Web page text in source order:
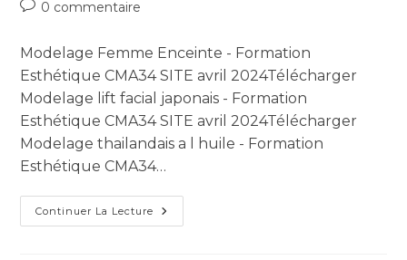
0 commentaire
Modelage Femme Enceinte - Formation
Esthétique CMA34 SITE avril 2024Télécharger
Modelage lift facial japonais - Formation
Esthétique CMA34 SITE avril 2024Télécharger
Modelage thailandais a l huile - Formation
Esthétique CMA34…
Continuer La Lecture